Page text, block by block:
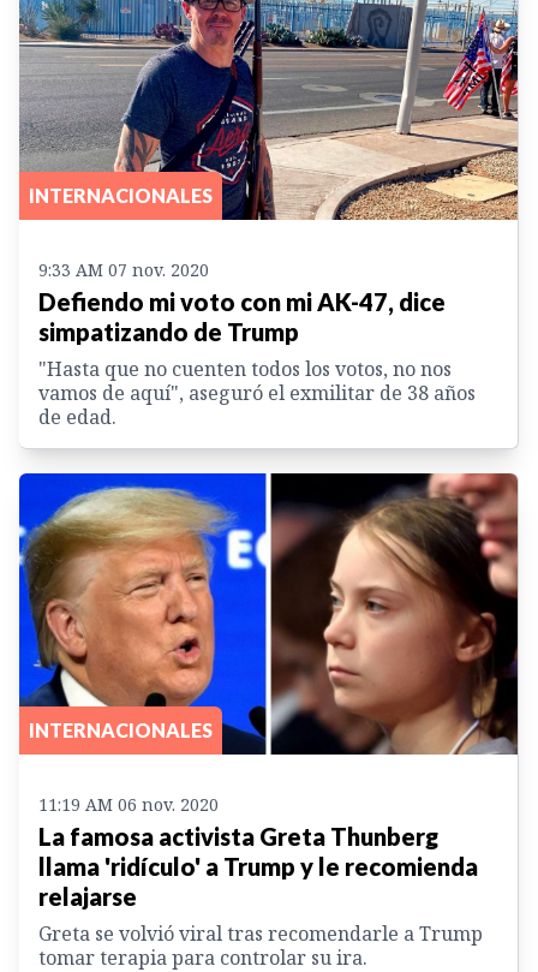
INTERNACIONALES
9:33 AM 07 nov. 2020
Defiendo mi voto con mi AK-47, dice
simpatizando de Trump
"Hasta que no cuenten todos los votos, no nos
vamos de aquí", aseguró el exmilitar de 38 años
de edad.
INTERNACIONALES
11:19 AM 06 nov. 2020
La famosa activista Greta Thunberg
llama 'ridículo' a Trump y le recomienda
relajarse
Greta se volvió viral tras recomendarle a Trump
tomar terapia para controlar su ira.